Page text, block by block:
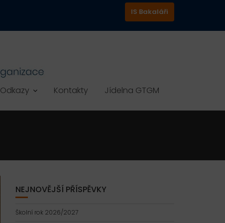
IS Bakaláři
Odkazy Kontakty Jídelna GTGM
NEJNOVĚJŠÍ PŘÍSPĚVKY
Školní rok 2026/2027